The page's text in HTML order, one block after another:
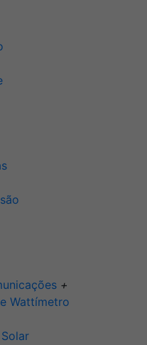
+
Wattímetro